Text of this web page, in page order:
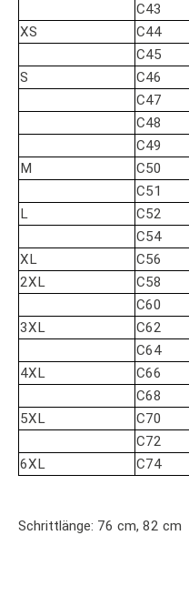
C43
XS
C44
C45
S
C46
C47
C48
C49
M
C50
C51
L
C52
C54
XL
C56
2XL
C58
C60
3XL
C62
C64
4XL
C66
C68
5XL
C70
C72
6XL
C74
Schrittlänge: 76 cm, 82 cm